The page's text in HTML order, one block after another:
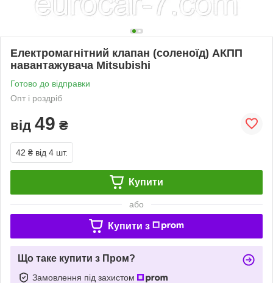
Електромагнітний клапан (соленоїд) АКПП
навантажувача Mitsubishi
Готово до відправки
Опт і роздріб
від 49 ₴
42 ₴ від 4 шт.
Купити
або
Купити з
Що таке купити з Пром?
Замовлення під захистом